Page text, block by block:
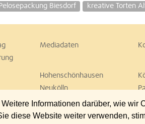
Informationen darüber, wie wir
diese Website weiter verwenden,
Biesdorf kreative Torten
Mediadaten
Hohenschönhausen
Neukölln
Steglitz
Weißensee